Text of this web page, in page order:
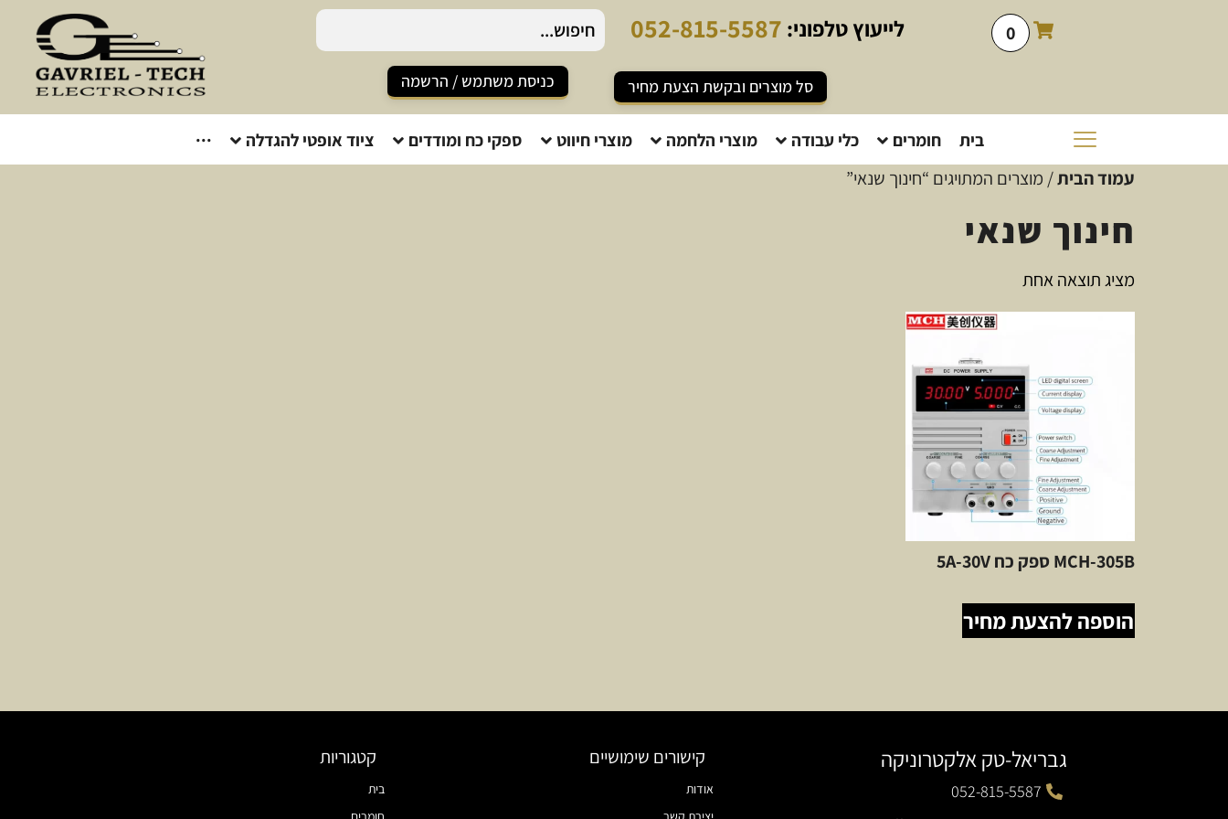
0 לייעוץטלפוני: 052-815-5587
סל מוצרים ובקשת הצעת מחיר כניסת משתמש / הרשמה
בית חומרים כלי עבודה מוצרי הלחמה מוצרי חיווט ספקי כח ומודדים ציוד אופטי להגדלה ···
עמוד הבית/ מוצרים המתויגים “חינוך שנאי”
חינוך שנאי
מציג תוצאה אחת
MCH-305B ספק כח 5A-30V
הוספה להצעת מחיר
גבריאל-טק אלקטרוניקה
052-815-5587
קישורים שימושיים
אודות
קטגוריות
בית